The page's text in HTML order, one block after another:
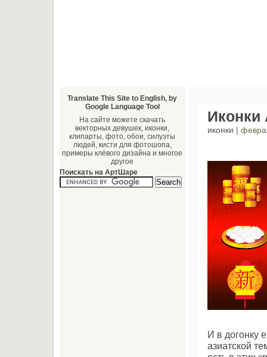
Иконки
иконки |
И в догонку
азиатской
Translate This Site to English, by
Google Language Tool
На сайте можете скачать
векторных девушек, иконки,
клипарты, фото, обои, силуэты
людей, кисти для фотошопа,
примеры клёвого дизайна и многое
другое
Поискать на АртШаре